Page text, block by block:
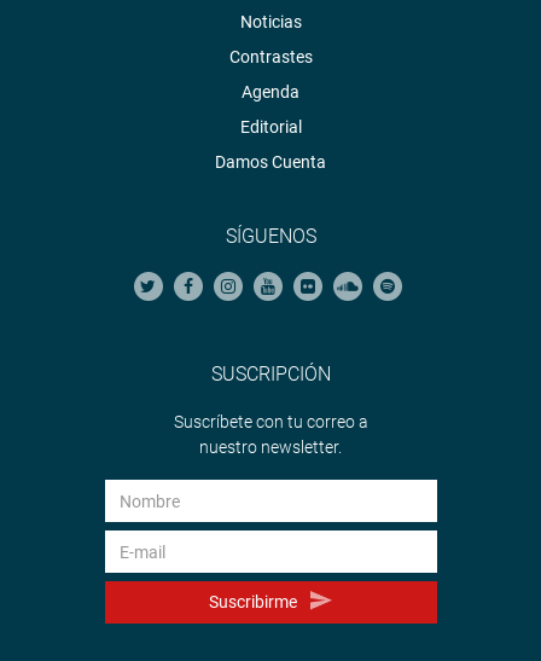
Noticias
Contrastes
Agenda
Editorial
Damos Cuenta
SÍGUENOS
SUSCRIPCIÓN
Suscríbete con tu correo a
nuestro newsletter.
Suscribirme